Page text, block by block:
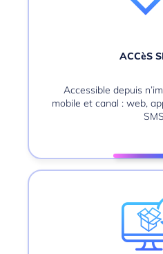
ACCèS
Accessible depuis
mobile et canal : web,